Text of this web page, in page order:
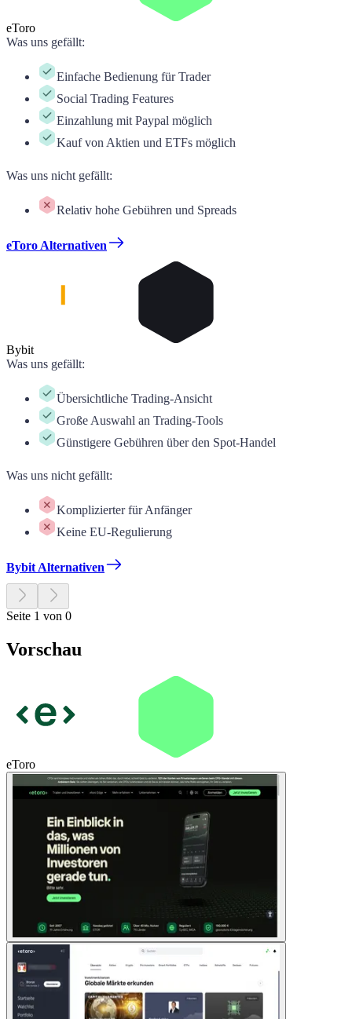
eToro
Was uns gefällt:
Einfache Bedienung für Trader
Social Trading Features
Einzahlung mit Paypal möglich
Kauf von Aktien und ETFs möglich
Was uns nicht gefällt:
Relativ hohe Gebühren und Spreads
eToro Alternativen
Bybit
Was uns gefällt:
Übersichtliche Trading-Ansicht
Große Auswahl an Trading-Tools
Günstigere Gebühren über den Spot-Handel
Was uns nicht gefällt:
Komplizierter für Anfänger
Keine EU-Regulierung
Bybit Alternativen
Seite 1 von 0
Vorschau
eToro